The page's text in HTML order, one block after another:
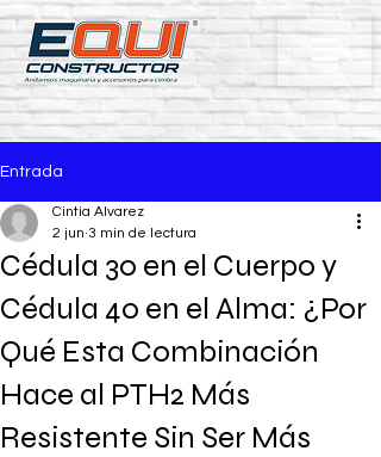
Entrada
Cédula 30 en el Cuerpo y
Cédula 40 en el Alma: ¿Por
Qué Esta Combinación
Hace al PTH2 Más
Resistente Sin Ser Más
Cintia Alvarez
2 jun 3 min de lectura